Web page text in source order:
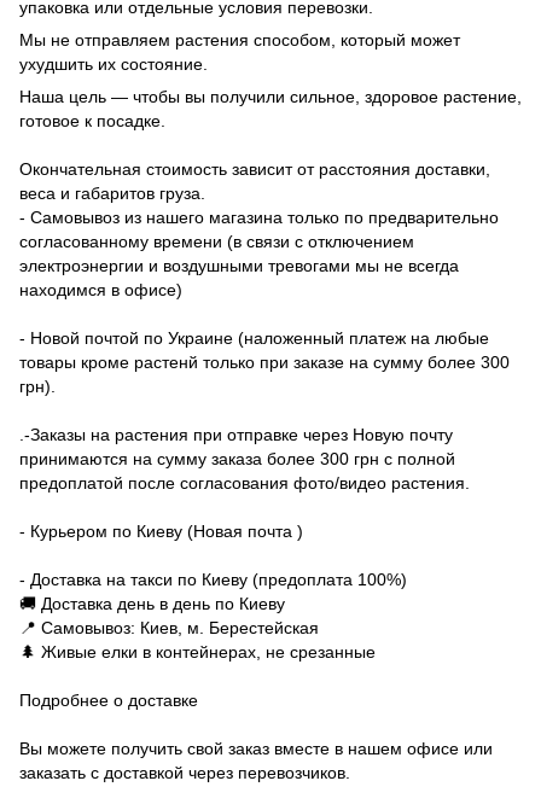
упаковка или отдельные условия перевозки.
Мы не отправляем растения способом, который может
ухудшить их состояние.
Наша цель — чтобы вы получили сильное, здоровое растение,
готовое к посадке.
Окончательная стоимость зависит от расстояния доставки,
веса и габаритов груза.
- Самовывоз из нашего магазина только по предварительно
согласованному времени (в связи с отключением
электроэнергии и воздушными тревогами мы не всегда
находимся в офисе)
- Новой почтой по Украине (наложенный платеж на любые
товары кроме растенй только при заказе на сумму более 300
грн).
.-Заказы на растения при отправке через Новую почту
принимаются на сумму заказа более 300 грн с полной
предоплатой после согласования фото/видео растения.
- Курьером по Киеву (Новая почта )
- Доставка на такси по Киеву (предоплата 100%)
🚚 Доставка день в день по Киеву
📍 Самовывоз: Киев, м. Берестейская
🌲 Живые елки в контейнерах, не срезанные
Подробнее о доставке
Вы можете получить свой заказ вместе в нашем офисе или
заказать с доставкой через перевозчиков.